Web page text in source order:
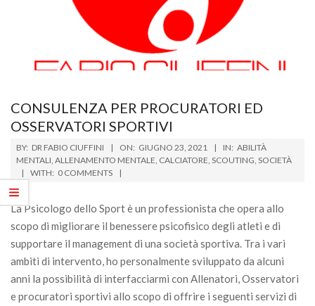
CONSULENZA PER PROCURATORI ED
OSSERVATORI SPORTIVI
2021-
06-
23
BY: DR FABIO CIUFFINI ON: GIUGNO 23, 2021 IN: ABILITÀ
MENTALI ALLENAMENTO MENTALE CALCIATORE SCOUTING SOCIETÀ
WITH: 0 COMMENTS
La Psicologo dello Sport è un professionista che opera allo
scopo di migliorare il benessere psicofisico degli atleti e di
supportare il management di una società sportiva. Tra i vari
ambiti di intervento, ho personalmente sviluppato da alcuni
anni la possibilità di interfacciarmi con Allenatori, Osservatori
e procuratori sportivi allo scopo di offrire i seguenti servizi di